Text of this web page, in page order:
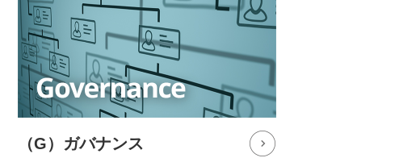
（G）ガバナンス